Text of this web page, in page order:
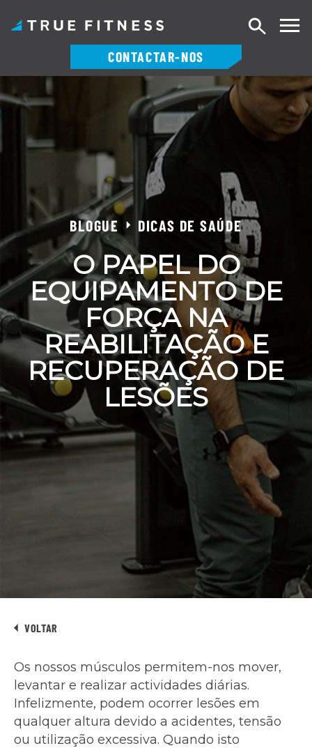
para
o
conteúdo
CONTACTAR-NOS
Pesquisar
BLOGUE DICAS DE SAÚDE
O PAPEL DO
EQUIPAMENTO DE
FORÇA NA
REABILITAÇÃO E
RECUPERAÇÃO DE
LESÕES
VOLTAR
Os nossos músculos permitem-nos mover,
levantar e realizar actividades diárias.
Infelizmente, podem ocorrer lesões em
qualquer altura devido a acidentes, tensão
ou utilização excessiva. Quando isto